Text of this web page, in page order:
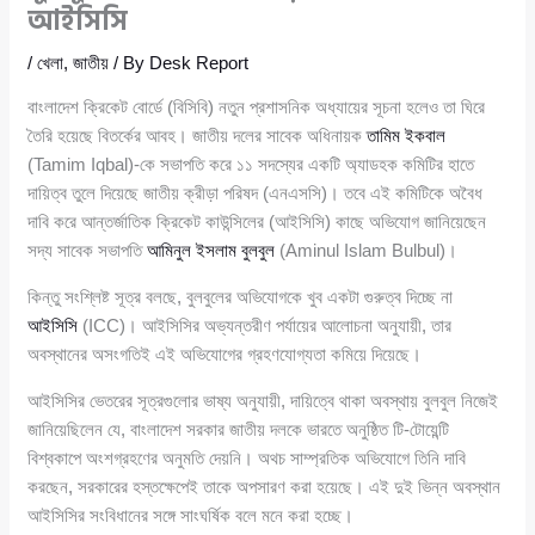
আইসিসি
/খেলা,জাতীয় / By Desk Report
বাংলাদেশ ক্রিকেট বোর্ডে (বিসিবি) নতুন প্রশাসনিক অধ্যায়ের সূচনা হলেও তা ঘিরে
তৈরি হয়েছে বিতর্কের আবহ। জাতীয় দলের সাবেক অধিনায়কতামিম ইকবাল
(Tamim Iqbal)-কে সভাপতি করে ১১ সদস্যের একটি অ্যাডহক কমিটির হাতে
দায়িত্ব তুলে দিয়েছে জাতীয় ক্রীড়া পরিষদ (এনএসসি)। তবে এই কমিটিকে অবৈধ
দাবি করে আন্তর্জাতিক ক্রিকেট কাউন্সিলের (আইসিসি) কাছে অভিযোগ জানিয়েছেন
সদ্য সাবেক সভাপতিআমিনুল ইসলাম বুলবুল (Aminul Islam Bulbul)।
কিন্তু সংশ্লিষ্ট সূত্র বলছে, বুলবুলের অভিযোগকে খুব একটা গুরুত্ব দিচ্ছে না
আইসিসি (ICC)। আইসিসির অভ্যন্তরীণ পর্যায়ের আলোচনা অনুযায়ী, তার
অবস্থানের অসংগতিই এই অভিযোগের গ্রহণযোগ্যতা কমিয়ে দিয়েছে।
আইসিসির ভেতরের সূত্রগুলোর ভাষ্য অনুযায়ী, দায়িত্বে থাকা অবস্থায় বুলবুল নিজেই
জানিয়েছিলেন যে, বাংলাদেশ সরকার জাতীয় দলকে ভারতে অনুষ্ঠিত টি-টোয়েন্টি
বিশ্বকাপে অংশগ্রহণের অনুমতি দেয়নি। অথচ সাম্প্রতিক অভিযোগে তিনি দাবি
করছেন, সরকারের হস্তক্ষেপেই তাকে অপসারণ করা হয়েছে। এই দুই ভিন্ন অবস্থান
আইসিসির সংবিধানের সঙ্গে সাংঘর্ষিক বলে মনে করা হচ্ছে।